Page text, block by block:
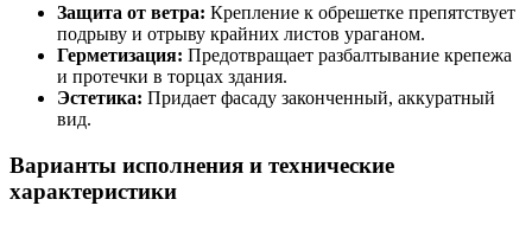
Защита от ветра: Крепление к обрешетке препятствует
подрыву и отрыву крайних листов ураганом.
Герметизация: Предотвращает разбалтывание крепежа
и протечки в торцах здания.
Эстетика: Придает фасаду законченный, аккуратный
вид.
Варианты исполнения и технические
характеристики